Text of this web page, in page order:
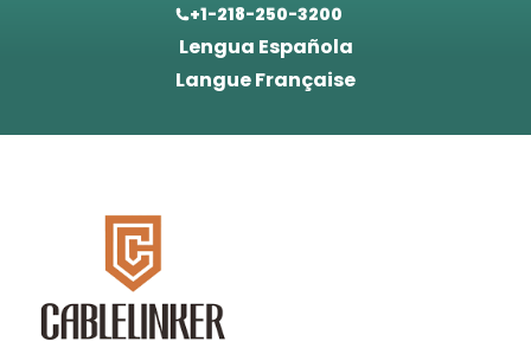
+1-218-250-3200
Lengua Española
Langue Française